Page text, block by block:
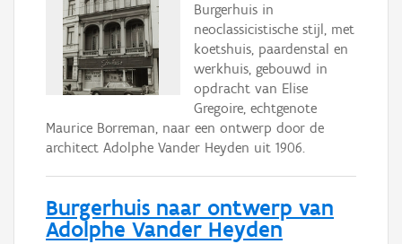
Burgerhuis in
neoclassicistische stijl, met
koetshuis, paardenstal en
werkhuis, gebouwd in
opdracht van Elise
Gregoire, echtgenote
Maurice Borreman, naar een ontwerp door de
architect Adolphe Vander Heyden uit 1906.
Burgerhuis naar ontwerp van
Adolphe Vander Heyden